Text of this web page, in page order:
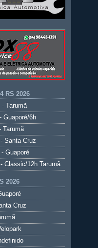
RS 2026
- Tarumã
Guaporé/6h
Tarumã
Santa Cruz
Guaporé
Classic/12h Tarumã
2026
Cruz